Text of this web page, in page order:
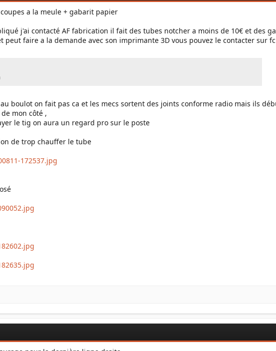
a la meule + gabarit papier
j'ai contacté AF fabrication il fait des tubes notcher a moins de 10€ et des
peut faire a la demande avec son imprimante 3D vous pouvez le contacter sur
boulot on fait pas ca et les mecs sortent des joints conforme radio mais ils
mon côté ,
le tig on aura un regard pro sur le poste
de trop chauffer le tube